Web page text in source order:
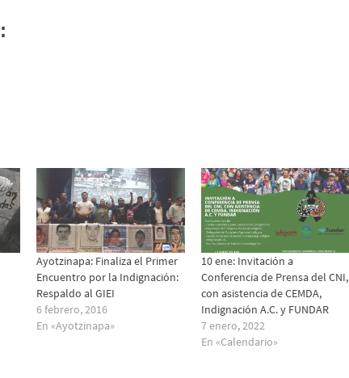
Ayotzinapa: Finaliza el Primer
Encuentro por la Indignación:
Respaldo al GIEI
6 febrero, 2016
En «Ayotzinapa»
10 ene: Invitación a
Conferencia de Prensa del CNI,
con asistencia de CEMDA,
Indignación A.C. y FUNDAR
7 enero, 2022
En «Calendario»